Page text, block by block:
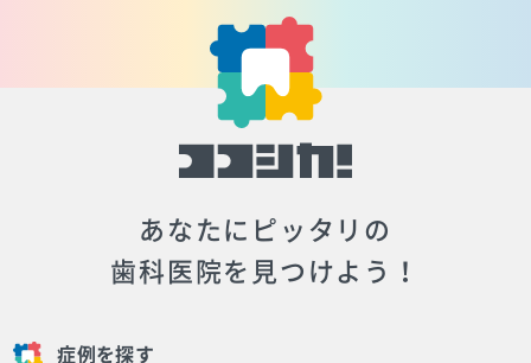
あなたにピッタリの
歯科医院を見つけよう！
症例を探す